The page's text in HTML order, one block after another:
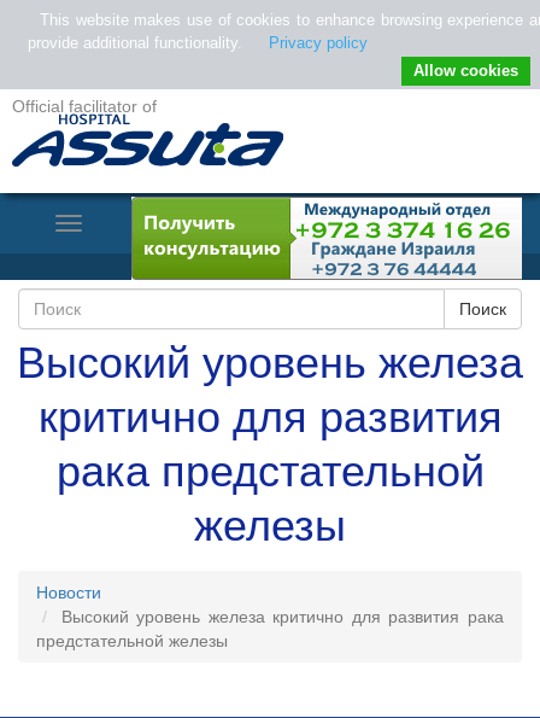
Official facilitator of
Toggle
Navigation
Высокий уровень железа
критично для развития
рака предстательной
железы
Новости
Высокий уровень железа критично для развития рака
предстательной железы
This website makes use of cookies to enhance browsing experience
provide additional functionality.
Privacy policy
Allow cookies